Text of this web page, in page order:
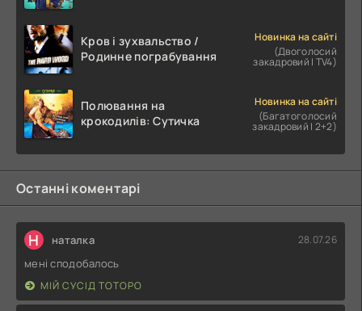
Кров і зухвальство /
Родинне пограбування
Новинка на сайті
(Двоголосий
закадровий | TV4)
Полювання на
крокодилів: Сутичка
Новинка на сайті
(Багатоголосий
закадровий | 2+2)
Останні коментарі
Н наталка 28.07.26
мені сподобалось
МІЙ СУСІД ТОТОРО